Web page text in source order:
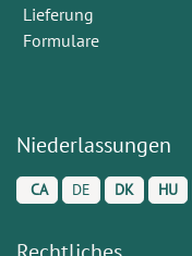
Lieferung
Formulare
Niederlassungen
CA DE DK HU